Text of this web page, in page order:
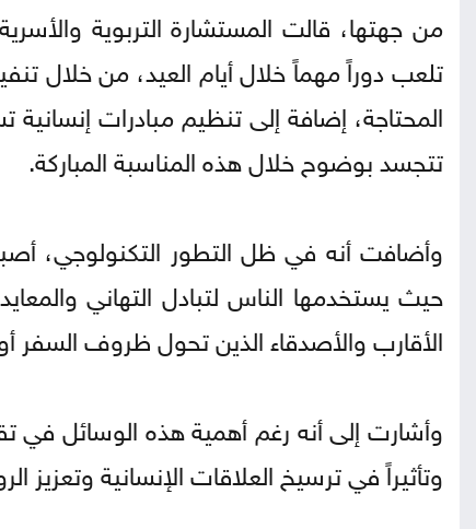
من جهتها، قالت المستشارة التربوية
تلعب دوراً مهماً خلال أيام العيد، من خلال
المحتاجة، إضافة إلى تنظيم مبادرات
تتجسد بوضوح خلال هذه المناسبة المباركة.
وأضافت أنه في ظل التطور التكنولوجي،
حيث يستخدمها الناس لتبادل التهاني
الأقارب والأصدقاء الذين تحول ظروف السفر
وأشارت إلى أنه رغم أهمية هذه الوسائل في
وتأثيراً في ترسيخ العلاقات الإنسانية وتعزيز